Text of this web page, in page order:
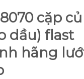
cặp củ
dầu) flast
hãng